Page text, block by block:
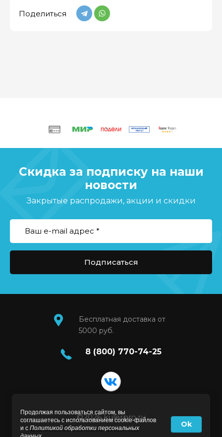
Поделиться
Скидка за подписку на наши
новости
Закрытые распродажи, акции и скидки
Подписаться
Бесплатная доставка от
5000 руб.
8 (800) 770-74-25
©2026 kulerpro.ru
Продолжая пользоваться сайтом, вы
соглашаетесь с использованием cookie-файлов
и с Политикой обработки персональных
Ok